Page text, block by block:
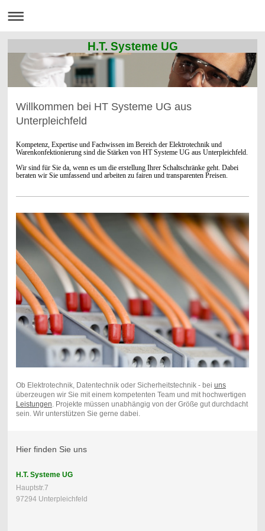
H.T. Systeme UG
Willkommen bei HT Systeme UG aus
Unterpleichfeld
Kompetenz, Expertise und Fachwissen im Bereich der Elektrotechnik und
Warenkonfektionierung sind die Stärken von HT Systeme UG aus Unterpleichfeld.
Wir sind für Sie da, wenn es um die erstellung Ihrer Schaltschränke geht. Dabei
beraten wir Sie umfassend und arbeiten zu fairen und transparenten Preisen.
Ob Elektrotechnik, Datentechnik oder Sicherheitstechnik - bei uns
überzeugen wir Sie mit einem kompetenten Team und mit hochwertigen
Leistungen. Projekte müssen unabhängig von der Größe gut durchdacht
sein. Wir unterstützen Sie gerne dabei.
Hier finden Sie uns
H.T. Systeme UG
Hauptstr.7
97294 Unterpleichfeld